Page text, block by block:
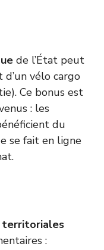
de l’État peut
d’un vélo cargo
Ce bonus est
: les
du
se fait en ligne
: